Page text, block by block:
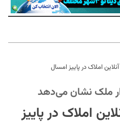
املاک در پاییز امسال
ملک نشان می‌دهد
املاک در پاییز